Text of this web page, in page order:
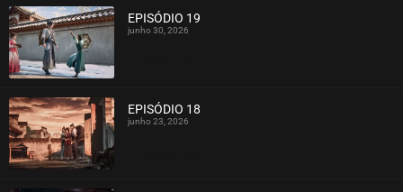
EPISÓDIO 19
junho 30, 2026
EPISÓDIO 18
junho 23, 2026